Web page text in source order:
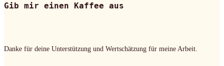
Gib mir einen Kaffee aus
Danke für deine Unterstützung und Wertschätzung für meine Arbeit.